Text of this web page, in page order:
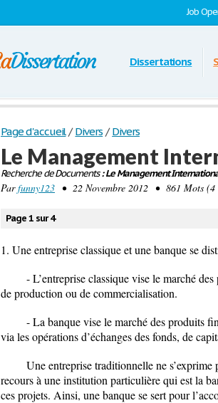
Job
Dissertations
Page d'accueil / Divers / Divers
Le Management
Recherche de Documents: Le Management
Parfunny123 • 22 Novembre 2012 • 861 Mots (4
Page 1 sur 4
1. Une entreprise classique et une banque se
- L’entreprise classique vise le marché
de production ou de commercialisation.
- La banque vise le marché des produits
via les opérations d’échanges des fonds, de
Une entreprise traditionnelle ne
recours à une institution particulière qui est la
ces projets. Ainsi, une banque se sert pour